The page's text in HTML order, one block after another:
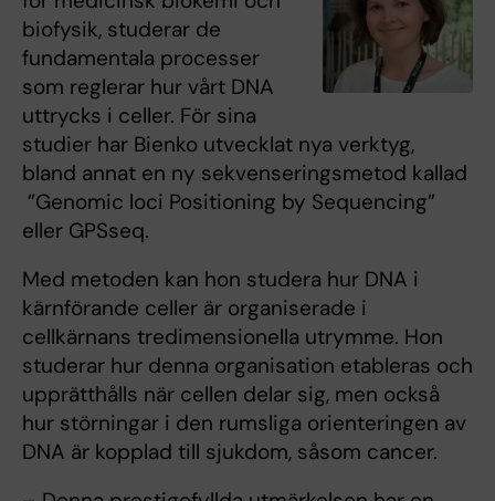
biofysik, studerar de
fundamentala processer
som reglerar hur vårt DNA
uttrycks i celler. För sina
studier har Bienko utvecklat nya verktyg,
bland annat en ny sekvenseringsmetod kallad
”Genomic loci Positioning by Sequencing”
eller GPSseq.
Med metoden kan hon studera hur DNA i
kärnförande celler är organiserade i
cellkärnans tredimensionella utrymme. Hon
studerar hur denna organisation etableras och
upprätthålls när cellen delar sig, men också
hur störningar i den rumsliga orienteringen av
DNA är kopplad till sjukdom, såsom cancer.